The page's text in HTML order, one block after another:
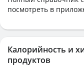
посмотреть в
Калорийность и
продуктов